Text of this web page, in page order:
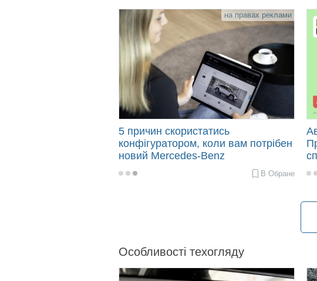
на правах реклами
5 причин скористатись
конфігуратором, коли вам потрібен
новий Mercedes-Benz
2025-
В Обране
Особливості техогляду